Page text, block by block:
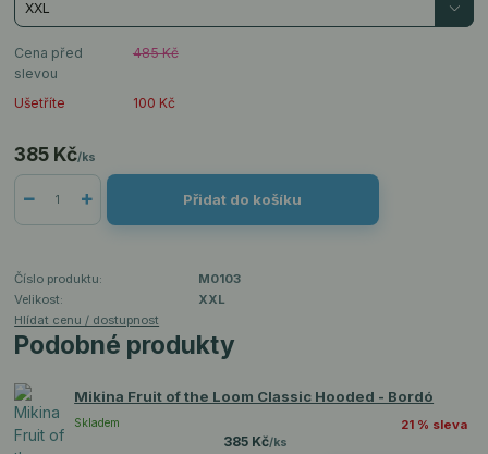
Cena před
slevou
485 Kč
Ušetříte 100 Kč
385 Kč/ks
Přidat do košíku
Číslo produktu:
M0103
Velikost:
XXL
Hlídat cenu / dostupnost
Podobné produkty
Mikina Fruit of the Loom Classic Hooded - Bordó
21 % sleva
385 Kč/ks
Skladem